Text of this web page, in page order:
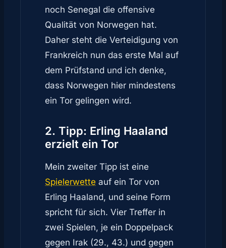
noch Senegal die offensive
Qualität von Norwegen hat.
Daher steht die Verteidigung von
Frankreich nun das erste Mal auf
dem Prüfstand und ich denke,
dass Norwegen hier mindestens
ein Tor gelingen wird.
2. Tipp: Erling Haaland
erzielt ein Tor
Mein zweiter Tipp ist eine
Spielerwette auf ein Tor von
Erling Haaland, und seine Form
spricht für sich. Vier Treffer in
zwei Spielen, je ein Doppelpack
gegen Irak (29., 43.) und gegen